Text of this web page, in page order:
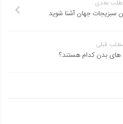
بعدی
قبلی
های بدن کدام هستند؟